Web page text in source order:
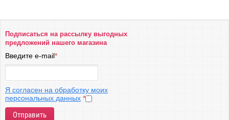
Подписаться на рассылку выгодных
предложений нашего магазина
Введите e-mail*
Я согласен на обработку моих
персональных данных *
Отправить